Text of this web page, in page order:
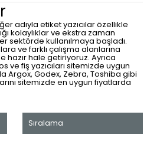
adıyla etiket yazıcılar özellikle
kolaylıklar ve ekstra zaman
sektörde kullanılmaya başladı.
ve farklı çalışma alanlarına
hazır hale getiriyoruz. Ayrıca
ve fiş yazıcıları sitemizde uygun
Argox, Godex, Zebra, Toshiba gibi
sitemizde en uygun fiyatlarda
Sıralama